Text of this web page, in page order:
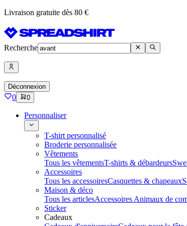
Livraison gratuite dès 80 €
Recherche
Déconnexion
0 0
Personnaliser
T-shirt personnalisé
Broderie personnalisée
Vêtements
Tous les vêtementsT-shirts & débardeurs
Accessoires
Tous les accessoiresCasquettes & chapeaux
Maison & déco
Tous les articlesAccessoires Animaux de
Sticker
Cadeaux